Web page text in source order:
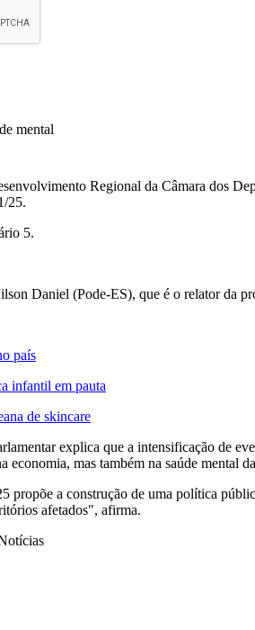
mental
Regional da Câmara dos
25.
5.
Daniel (Pode-ES), que é o relator da
país
infantil em pauta
de skincare
explica que a intensificação de
economia, mas também na saúde mental
propõe a construção de uma política
afetados", afirma.